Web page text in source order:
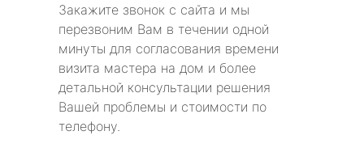
Закажите звонок с сайта и мы
перезвоним Вам в течении одной
минуты для согласования времени
визита мастера на дом и более
детальной консультации решения
Вашей проблемы и стоимости по
телефону.